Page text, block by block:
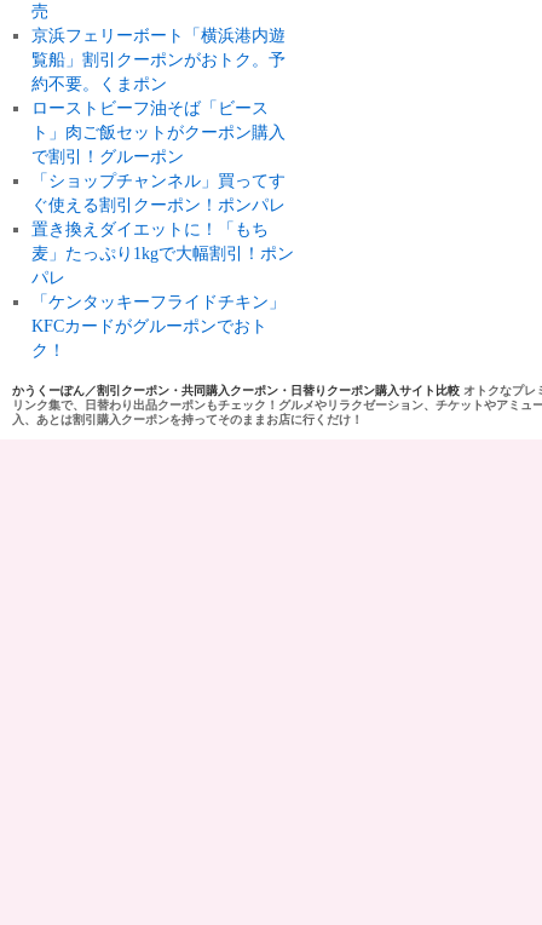
売
京浜フェリーボート「横浜港内遊
覧船」割引クーポンがおトク。予
約不要。くまポン
ローストビーフ油そば「ビース
ト」肉ご飯セットがクーポン購入
で割引！グルーポン
「ショップチャンネル」買ってす
ぐ使える割引クーポン！ポンパレ
置き換えダイエットに！「もち
麦」たっぷり1kgで大幅割引！ポン
パレ
「ケンタッキーフライドチキン」
KFCカードがグルーポンでおト
ク！
かうくーぽん／割引クーポン・共同購入クーポン・日替りクーポン購入サイト比較 オトクなプレ
リンク集で、日替わり出品クーポンもチェック！グルメやリラクゼーション、チケットやアミ
入、あとは割引購入クーポンを持ってそのままお店に行くだけ！